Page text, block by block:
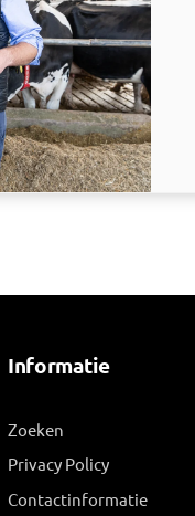
Informatie
Zoeken
Privacy Policy
Contactinformatie